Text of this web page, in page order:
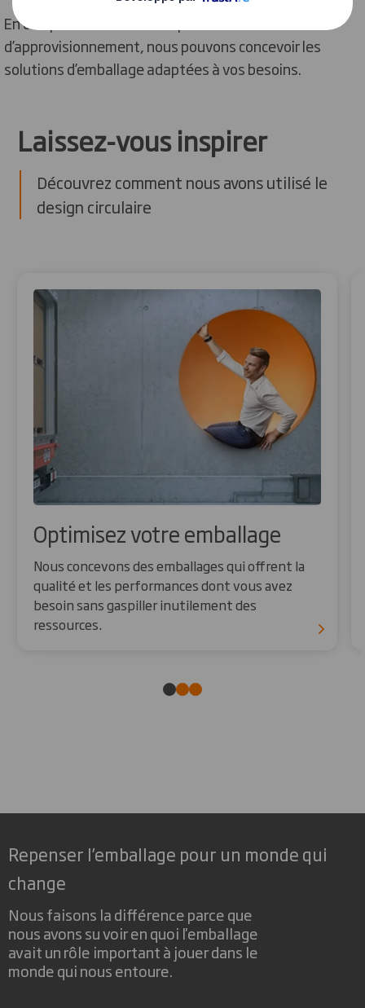
En comprenant votre entreprise et votre chaîne
d’approvisionnement, nous pouvons concevoir les
solutions d’emballage adaptées à vos besoins.
Laissez-vous inspirer
Découvrez comment nous avons utilisé le
design circulaire
Optimisez votre emballage
Nous concevons des emballages qui offrent la
qualité et les performances dont vous avez
besoin sans gaspiller inutilement des
ressources.
Repenser l’emballage pour un monde qui
change
Nous faisons la différence parce que
nous avons su voir en quoi l'emballage
avait un rôle important à jouer dans le
monde qui nous entoure.